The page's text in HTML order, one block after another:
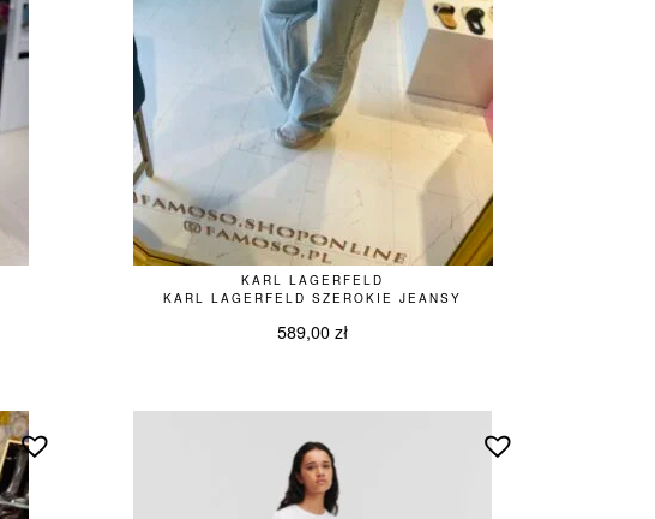
KARL LAGERFELD
KARL LAGERFELD SZEROKIE JEANSY
589,00zł